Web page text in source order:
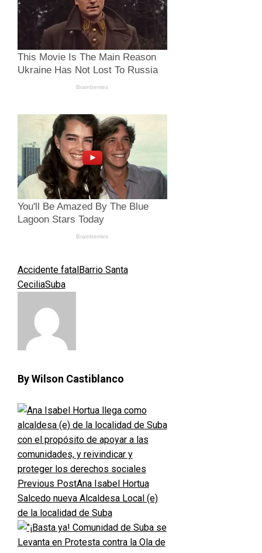
Accidente fatalBarrio Santa
CeciliaSuba
By Wilson Castiblanco
Previous PostAna Isabel Hortua
Salcedo nueva Alcaldesa Local (e)
de la localidad de Suba